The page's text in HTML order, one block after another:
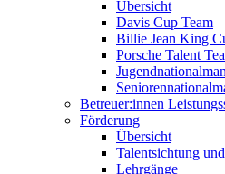
Übersicht
Davis Cup Team
Billie Jean King
Porsche Talent
Betreuer:innen
Förderung
Übersicht
Talentsichtung
Lehrgänge